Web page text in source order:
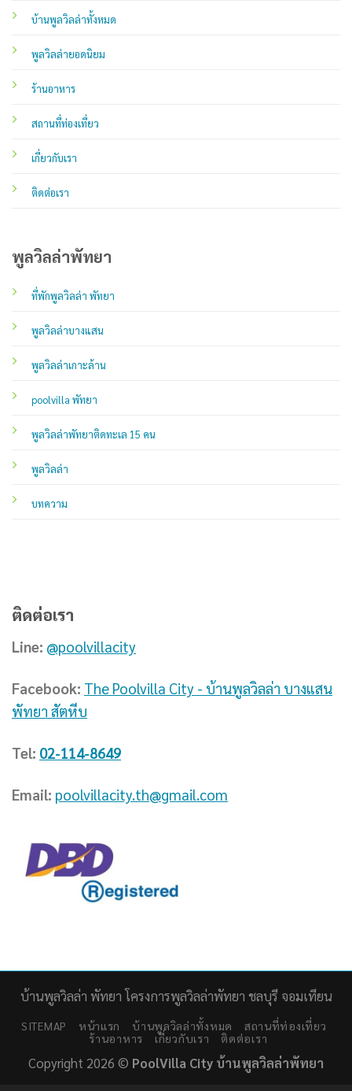
บ้านพูลวิลล่าทั้งหมด
พูลวิลล่ายอดนิยม
ร้านอาหาร
สถานที่ท่องเที่ยว
เกี่ยวกับเรา
ติดต่อเรา
พูลวิลล่าพัทยา
ที่พักพูลวิลล่า พัทยา
พูลวิลล่าบางแสน
พูลวิลล่าเกาะล้าน
poolvilla พัทยา
พูลวิลล่าพัทยาติดทะเล 15 คน
พูลวิลล่า
บทความ
ติดต่อเรา
Line: @poolvillacity
Facebook: The Poolvilla City - บ้านพูลวิลล่า บางแสน
พัทยา สัตหีบ
Tel: 02-114-8649
Email: poolvillacity.th@gmail.com
บ้านพูลวิลล่า พัทยา โครงการพูลวิลล่าพัทยา ชลบุรี จอมเทียน
SITEMAP หน้าแรก บ้านพูลวิลล่าทั้งหมด
สถานที่ท่องเที่ยว
ร้านอาหาร
เกี่ยวกับเรา ติดต่อเรา
Copyright 2026 © PoolVilla City บ้านพูลวิลล่าพัทยา